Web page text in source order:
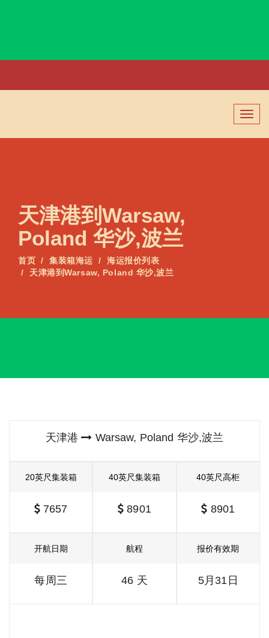
切
换
导
天津港到Warsaw,
Poland 华沙,波兰
首页 集装箱海运
海运报价列表
天津港到Warsaw, Poland 华沙,波兰
天津港 Warsaw, Poland 华沙,波兰
20英尺集装箱
7657
40英尺集装箱
8901
40英尺高柜
8901
开航日期
每周三
航程
46 天
报价有效期
5月31日